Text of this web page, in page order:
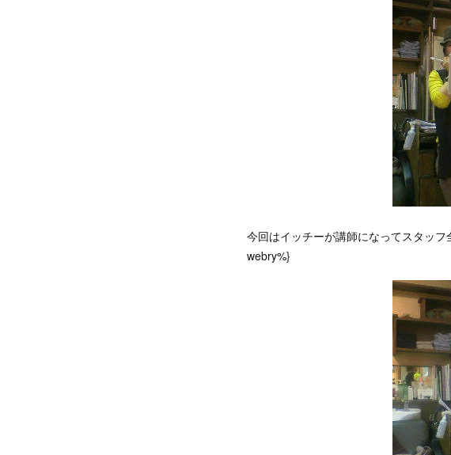
今回はイッチーが講師になってスタッ
webry%}